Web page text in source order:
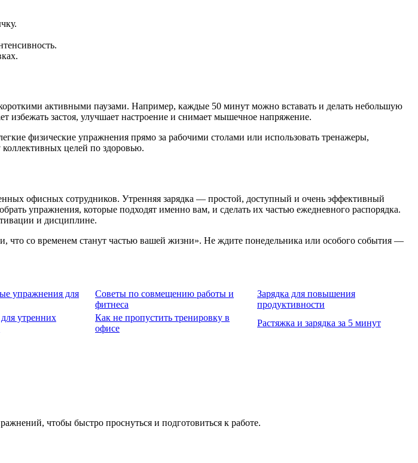
активными паузами. Например, каждые 50 минут можно вставать и делать небольшую
избежать застоя, улучшает настроение и снимает мышечное напряжение.
физические упражнения прямо за рабочими столами или использовать тренажеры,
целей по здоровью.
офисных сотрудников. Утренняя зарядка — простой, доступный и очень эффективный
упражнения, которые подходят именно вам, и сделать их частью ежедневного распорядка.
и дисциплине.
что со временем станут частью вашей жизни». Не ждите понедельника или особого события —
упражнения для
Советы по совмещению работы и
фитнеса
Зарядка для повышения
продуктивности
утренних
Как не пропустить тренировку в
офисе
Растяжка и зарядка за 5 минут
чтобы быстро проснуться и подготовиться к работе.